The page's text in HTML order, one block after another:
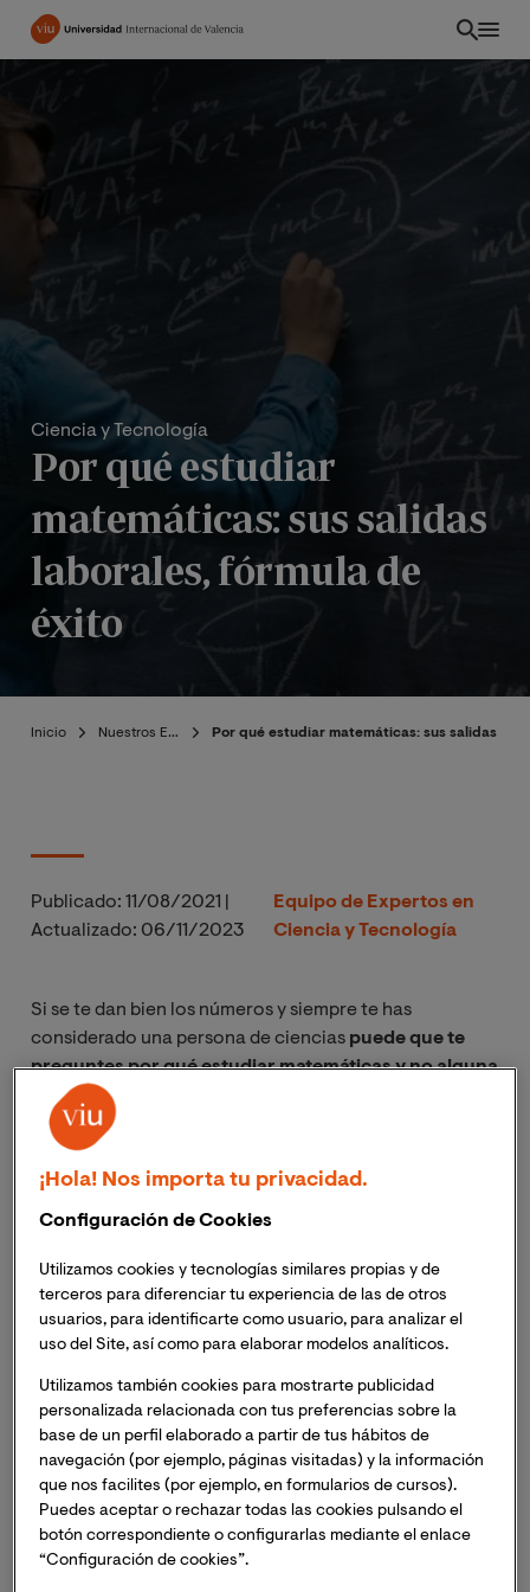
Pasar
Ciencia y Tecnología
Por qué estudiar
matemáticas: sus salidas
laborales, fórmula de
éxito
Inicio Nuestros Expertos Por qué estudiar matemáticas: sus salidas
Publicado: 11/08/2021
Actualizado: 06/11/2023
Equipo de Expertos en
Ciencia y Tecnología
Si se te dan bien los números y siempre te has
considerado una persona de ciencias puede que te
preguntes por qué estudiar matemáticas y no alguna
otra disciplina
amor por los números con una profesión gratificante
puede parecer un desafío… pero no lo es, mucho
menos cuando unes tu afición con una prometedora
área laboral.
Y es que,para muchos trabajos, las matemáticas
tienen un valor insustituible. Las habilidades de
pensamiento lógico, resolución de problemas y toma
de decisiones adquiridas al tener un buen
conocimiento de las matemáticas se encuentran entre
las más buscadas por los empleadores en puestos de
trabajo en muchos sectores diferentes.
Descarga nuestra guía gratuita: Formación
en tecnología. Conoce las disciplinas que
seguirán demandando profesionales tras la
¡Hola! Nos importa tu privacidad.
Configuración de Cookies
Utilizamos cookies y tecnologías similares propias y de
terceros para diferenciar tu experiencia de las de otros
usuarios, para identificarte como usuario, para analizar el
uso del Site, así como para elaborar modelos analíticos.
Utilizamos también cookies para mostrarte publicidad
personalizada relacionada con tus preferencias sobre la
base de un perfil elaborado a partir de tus hábitos de
navegación (por ejemplo, páginas visitadas) y la información
que nos facilites (por ejemplo, en formularios de cursos).
Puedes aceptar o rechazar todas las cookies pulsando el
botón correspondiente o configurarlas mediante el enlace
“Configuración de cookies”.